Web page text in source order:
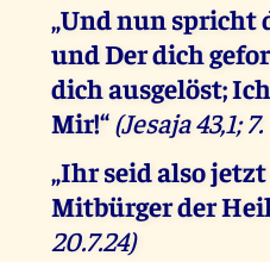
„Und nun spricht
und Der dich
dich ausgelöst;
Mir!“(Jesaja 43,1; 7.
„Ihr seid also
Mitbürger der
20.7.24)